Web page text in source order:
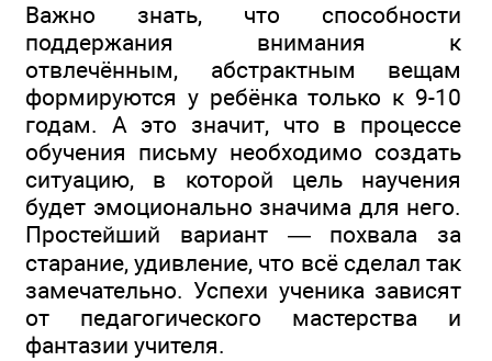
Важно знать, что способности
поддержания внимания к
отвлечённым, абстрактным вещам
формируются у ребёнка только к 9-10
годам. А это значит, что в процессе
обучения письму необходимо создать
ситуацию, в которой цель научения
будет эмоционально значима для него.
Простейший вариант — похвала за
старание, удивление, что всё сделал так
замечательно. Успехи ученика зависят
от педагогического мастерства и
фантазии учителя.